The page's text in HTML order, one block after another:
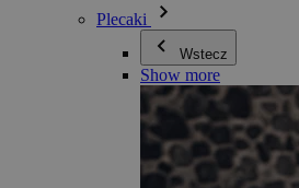
Plecaki
Wstecz
Show more